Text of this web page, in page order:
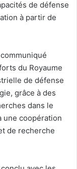
de défense
à partir de
du Royaume
de défense
grâce à des
dans le
une coopération
de recherche